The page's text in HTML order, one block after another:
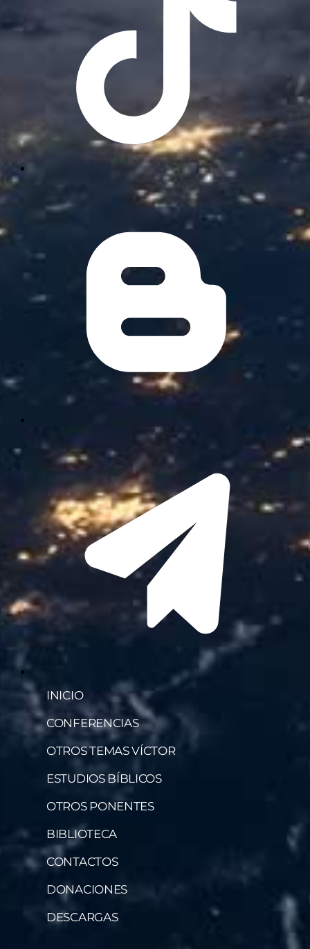
INICIO
CONFERENCIAS
OTROS TEMAS VÍCTOR
ESTUDIOS BÍBLICOS
OTROS PONENTES
BIBLIOTECA
CONTACTOS
DONACIONES
DESCARGAS